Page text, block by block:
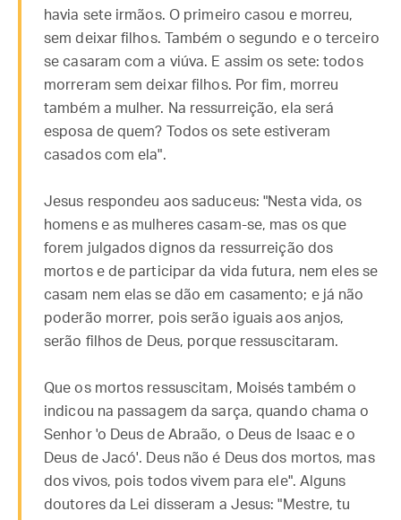
havia sete irmãos. O primeiro casou e morreu,
sem deixar filhos. Também o segundo e o terceiro
se casaram com a viúva. E assim os sete: todos
morreram sem deixar filhos. Por fim, morreu
também a mulher. Na ressurreição, ela será
esposa de quem? Todos os sete estiveram
casados com ela".
Jesus respondeu aos saduceus: "Nesta vida, os
homens e as mulheres casam-se, mas os que
forem julgados dignos da ressurreição dos
mortos e de participar da vida futura, nem eles se
casam nem elas se dão em casamento; e já não
poderão morrer, pois serão iguais aos anjos,
serão filhos de Deus, porque ressuscitaram.
Que os mortos ressuscitam, Moisés também o
indicou na passagem da sarça, quando chama o
Senhor 'o Deus de Abraão, o Deus de Isaac e o
Deus de Jacó'. Deus não é Deus dos mortos, mas
dos vivos, pois todos vivem para ele". Alguns
doutores da Lei disseram a Jesus: "Mestre, tu